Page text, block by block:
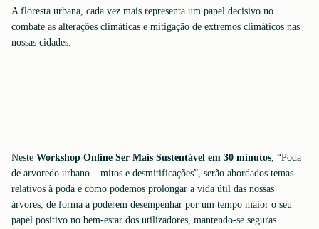
A floresta urbana, cada vez mais representa um papel decisivo no
combate as alterações climáticas e mitigação de extremos climáticos nas
nossas cidades.
Neste Workshop Online Ser Mais Sustentável em 30 minutos, “Poda
de arvoredo urbano – mitos e desmitificações”, serão abordados temas
relativos à poda e como podemos prolongar a vida útil das nossas
árvores, de forma a poderem desempenhar por um tempo maior o seu
papel positivo no bem-estar dos utilizadores, mantendo-se seguras.